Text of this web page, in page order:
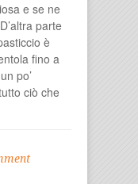
e se ne
parte
è
fino a
po’
ciò che